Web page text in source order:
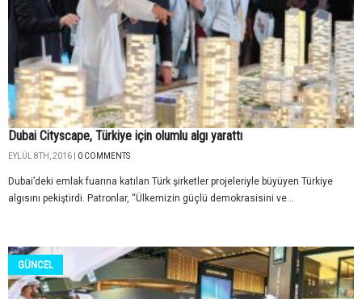
Dubai Cityscape, Türkiye için olumlu algı yarattı
EYLÜL 8TH, 2016 | 0 COMMENTS
Dubai’deki emlak fuarına katılan Türk şirketler projeleriyle büyüyen Türkiye
algısını pekiştirdi. Patronlar, “Ülkemizin güçlü demokrasisini ve...
GÜNCEL